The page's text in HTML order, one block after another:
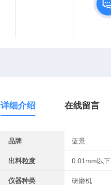
详细介绍 在线留言
品牌 蓝景
出料粒度 0.01mm以下
仪器种类 研磨机